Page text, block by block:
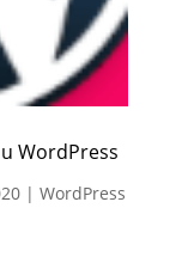
WordPress
| WordPress